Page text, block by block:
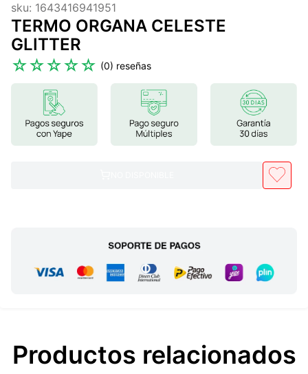
3.
colageno
4
kefir
5 .
lab nutrition
6.
stevia
glicinato magnesio
magnesio
sku: 1643416941951
TERMO ORGANA CELESTE
GLITTER
☆☆☆☆☆ (0)
Productos relacionados